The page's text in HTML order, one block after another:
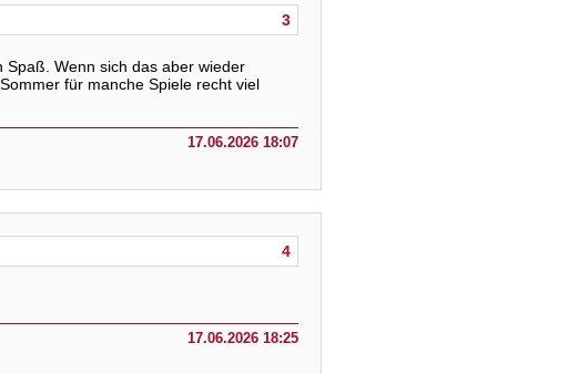
3
Spaß. Wenn sich das aber wieder
für manche Spiele recht viel
17.06.2026 18:07
4
17.06.2026 18:25